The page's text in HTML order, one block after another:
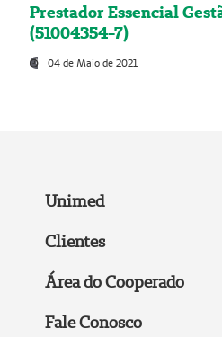
Prestador Essencial
(51004354-7)
04 de Maio de 2021
Unimed
Clientes
Área do Cooperado
Fale Conosco